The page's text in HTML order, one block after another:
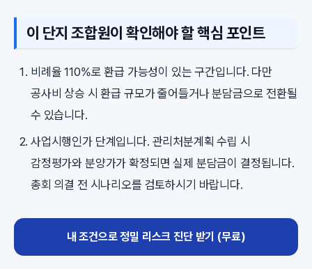
이 단지 조합원이 확인해야 할 핵심 포인트
비례율 110%로 환급 가능성이 있는 구간입니다. 다만
공사비 상승 시 환급 규모가 줄어들거나 분담금으로 전환될
수 있습니다.
사업시행인가 단계입니다. 관리처분계획 수립 시
감정평가와 분양가가 확정되면 실제 분담금이 결정됩니다.
총회 의결 전 시나리오를 검토하시기 바랍니다.
내 조건으로 정밀 리스크 진단 받기 (무료)